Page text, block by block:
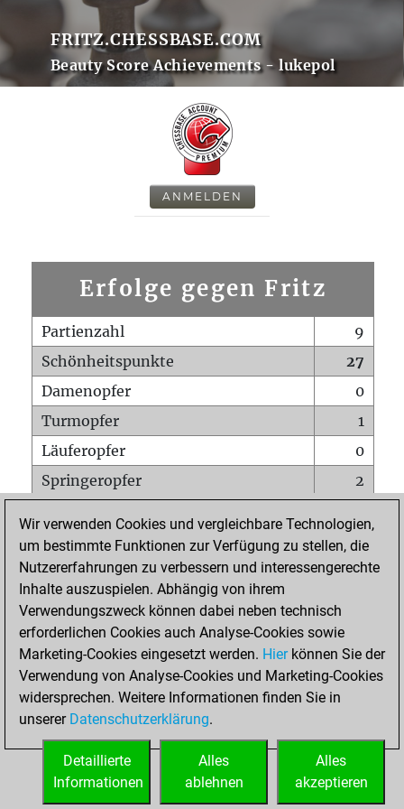
FRITZ.CHESSBASE.COM
Beauty Score Achievements - lukepol
ANMELDEN
Erfolge gegen Fritz
Partienzahl
9
Schönheitspunkte
27
Damenopfer
0
Turmopfer
1
Läuferopfer
0
Springeropfer
2
Matt auf vollem Brett
0
Bauer setzt Matt
0
Erstickte Matts
Unterverwandlungen
Türme auf der siebten
0
STARTSEITE
Wir verwenden Cookies und vergleichbare Technologien,
um bestimmte Funktionen zur Verfügung zu stellen, die
Nutzererfahrungen zu verbessern und interessengerechte
Inhalte auszuspielen. Abhängig von ihrem
Verwendungszweck können dabei neben technisch
erforderlichen Cookies auch Analyse-Cookies sowie
Marketing-Cookies eingesetzt werden. Hierkönnen Sie der
Verwendung von Analyse-Cookies und Marketing-Cookies
widersprechen. Weitere Informationen finden Sie in
unserer Datenschutzerklärung.
Alles
akzeptieren
Alles
ablehnen
Detaillierte
Informationen